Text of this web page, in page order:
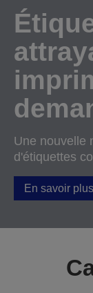
Une nouvelle
d'étiquettes
En savoir plus